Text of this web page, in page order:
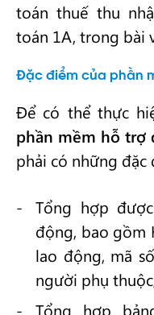
toán thuế thu
toán 1A, trong bài
Đặc điểm của phần
Để có thể thực
phần mềm hỗ trợ
phải có những đặc
Tổng hợp
động, bao gồm
lao động, mã
người phụ
Tổng hợp